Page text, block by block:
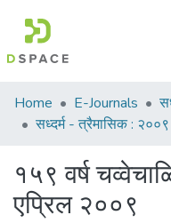
Communities
&
All of DSpace
Home E-Journals
सध्दर्म - त्रैमासिक : २००९
१५९ वर्ष
एप्रिल २००९